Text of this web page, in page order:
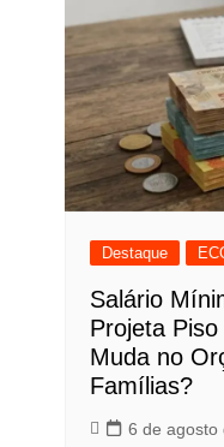
Destaque
Salário
Projeta
Muda no
Famílias?
6 de agosto